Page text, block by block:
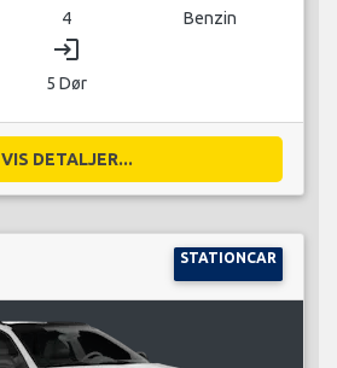
4 Benzin
login
5 Dør
VIS DETALJER...
STATIONCAR